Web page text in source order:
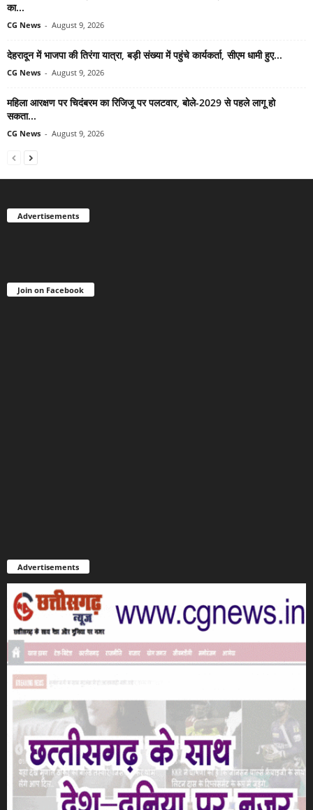
का...
CG News - August 9, 2026
देहरादून में भाजपा की तिरंगा यात्रा, बड़ी संख्या में पहुंचे कार्यकर्ता, सीएम धामी हुए...
CG News - August 9, 2026
महिला आरक्षण पर चिदंबरम का रिजिजू पर पलटवार, बोले-2029 से पहले लागू हो
सकता...
CG News - August 9, 2026
Advertisements
Join on Facebook
Advertisements